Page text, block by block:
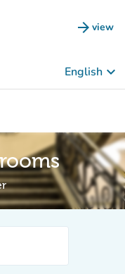
arrow_forward view
(new
English keyboard_arrow_down